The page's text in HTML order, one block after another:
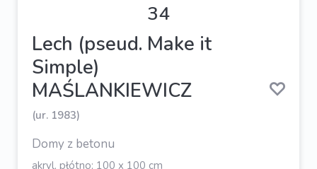
34
Lech (pseud. Make it
Simple)
MAŚLANKIEWICZ
(ur. 1983)
Domy z betonu
akryl, płótno; 100 x 100 cm